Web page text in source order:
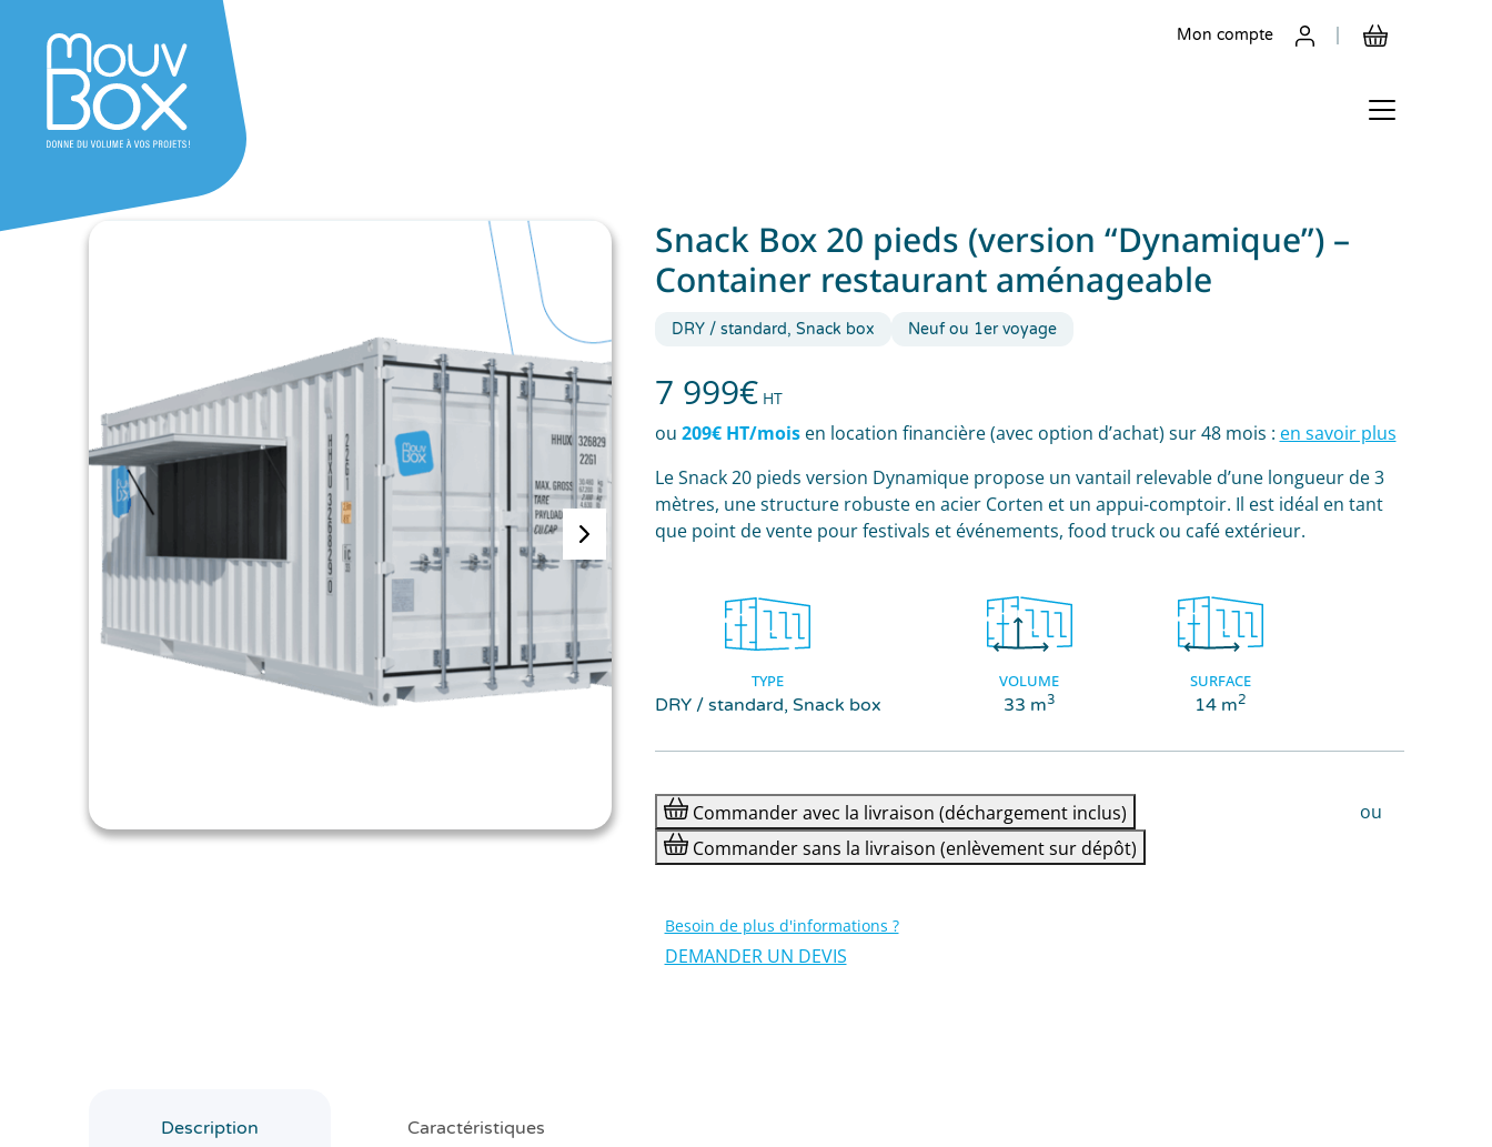
Mon compte
Snack Box 20 pieds (version “Dynamique”) –
Container restaurant aménageable
DRY / standard, Snack box Neuf ou 1er voyage
7 999€ HT
ou 209€ HT/moisen location financière (avec option d’achat) sur 48 mois : en savoir plus
Le Snack 20 pieds version Dynamique propose un vantail relevable d’une longueur de 3
mètres, une structure robuste en acier Corten et un appui-comptoir. Il est idéal en tant
que point de vente pour festivals et événements, food truck ou café extérieur.
TYPE
DRY / standard, Snack box
VOLUME
33 m3
SURFACE
14 m2
Commander avec la livraison (déchargement inclus)
ou
Commander sans la livraison (enlèvement sur dépôt)
Besoin de plus d'informations ?
DEMANDER UN DEVIS
Description Caractéristiques